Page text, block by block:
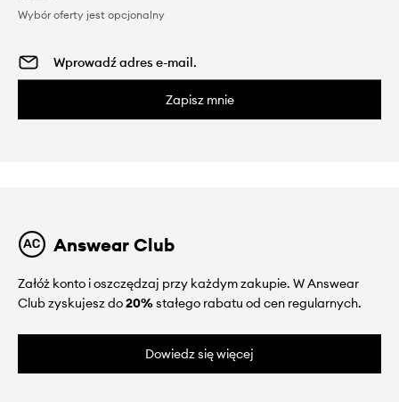
Wybór oferty jest opcjonalny
Zapisz mnie
Answear Club
Załóż konto i oszczędzaj przy każdym zakupie. W Answear
Club zyskujesz do20%stałego rabatu od cen regularnych.
Dowiedz się więcej